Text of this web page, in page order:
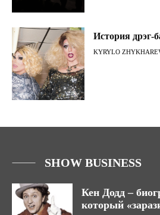
История дрэг-
KYRYLO
SHOW BUSINESS
Кен Додд –
который